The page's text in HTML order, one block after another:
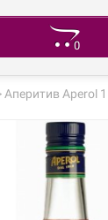
0
кошик
Аперитив Aperol